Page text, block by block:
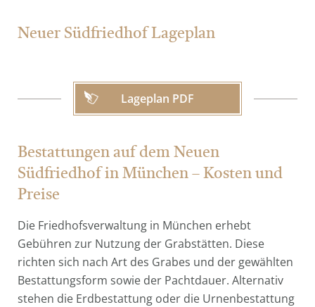
Neuer Südfriedhof Lageplan
Lageplan PDF
Bestattungen auf dem Neuen
Südfriedhof in München – Kosten und
Preise
Die Friedhofsverwaltung in München erhebt
Gebühren zur Nutzung der Grabstätten. Diese
richten sich nach Art des Grabes und der gewählten
Bestattungsform sowie der Pachtdauer. Alternativ
stehen die Erdbestattung oder die Urnenbestattung